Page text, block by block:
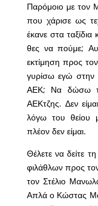
Παρόμοιο με τον
που χάρισε ως
έκανε στα
θες να πούμε;
εκτίμηση προς
γυρίσω εγώ
ΑΕΚ; Να δώσω
ΑΕΚτζης. Δεν
λόγω του θείου
πλέον δεν είμαι.
Θέλετε να δείτε
φιλάθλων προς
τον Στέλιο
Απλά ο Κώστας